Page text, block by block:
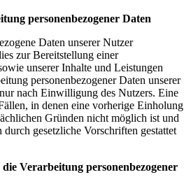
personenbezogener Daten
Daten unserer Nutzer
zur Bereitstellung einer
unserer Inhalte und Leistungen
personenbezogener Daten unserer
nach Einwilligung des Nutzers. Eine
in denen eine vorherige Einholung
Gründen nicht möglich ist und
gesetzliche Vorschriften gestattet
Verarbeitung personenbezogener